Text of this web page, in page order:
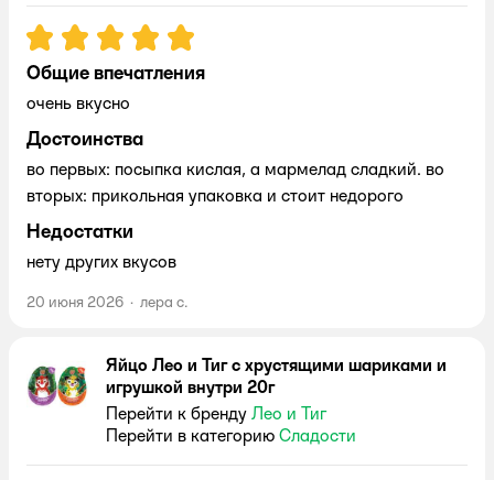
Рейтинг:5
Общие впечатления
очень вкусно
Достоинства
во первых: посыпка кислая, а мармелад сладкий. во
вторых: прикольная упаковка и стоит недорого
Недостатки
нету других вкусов
20 июня 2026 · лера с.
Яйцо Лео и Тиг с хрустящими шариками и
игрушкой внутри 20г
Перейти к бренду Лео и Тиг
Перейти в категорию Сладости